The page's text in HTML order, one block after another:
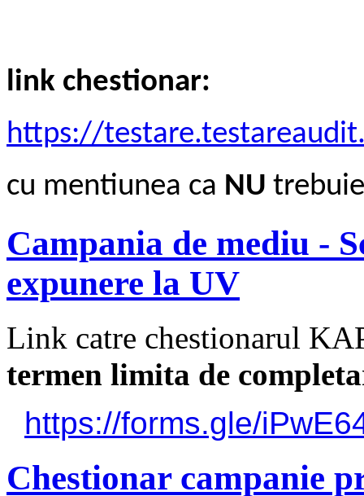
link chestionar:
https://
cu mentiunea ca NU
Campania de mediu -
expunere la UV
Link catre chestionarul
termen limita de
https://forms.gle/
Chestionar campanie